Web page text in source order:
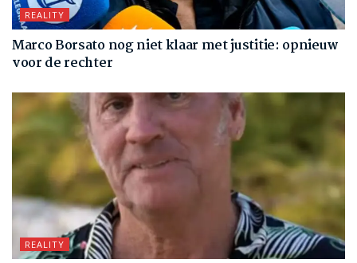
REALITY
Marco Borsato nog niet klaar met justitie: opnieuw
voor de rechter
REALITY